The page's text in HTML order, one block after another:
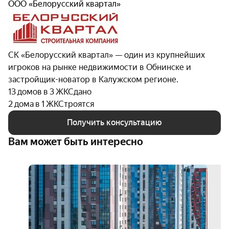
ООО «Белорусский квартал»
СК «Белорусский квартал» — один из крупнейших
игроков на рынке недвижимости в Обнинске и
застройщик-новатор в Калужском регионе.
13 домов в 3 ЖКСдано
2 дома в 1 ЖКСтроятся
Получить консультацию
Вам может быть интересно